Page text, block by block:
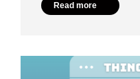
Read more